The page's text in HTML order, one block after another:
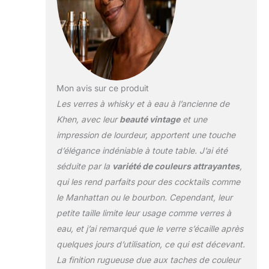
préférée de votre choix.
Ce qui distingue ces
verres à whisky, c'est
leur superbe palette de
couleurs sourdes.
Chaque ensemble
comprend un bel
assortiment de verres
nuageux, canneberge,
beige, gris fumé et vert
forêt. Ces couleurs
riches et sophistiquées
raffinement et font de
ces verres un ajout
accrocheur à n'importe
quel bar ou table.
Fabriqués avec
précision et attention
aux détails, ces verres à
Mon avis sur ce produit
Les verres à whisky et à eau à l’ancienne de
Khen, avec leurbeauté vintageet une
impression de lourdeur, apportent une touche
d’élégance indéniable à toute table. J’ai été
séduite par la variété de couleurs attrayantes,
qui les rend parfaits pour des cocktails comme
le Manhattan ou le bourbon. Cependant, leur
petite taille limite leur usage comme verres à
eau, et j’ai remarqué que le verre s’écaille après
quelques jours d’utilisation, ce qui est décevant.
La finition rugueuse due aux taches de couleur